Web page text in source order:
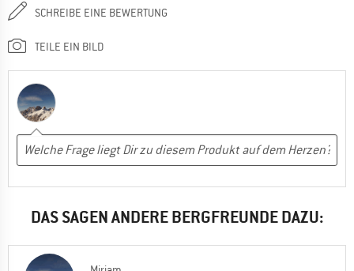
SCHREIBE EINE BEWERTUNG
TEILE EIN BILD
DAS SAGEN ANDERE BERGFREUNDE DAZU: